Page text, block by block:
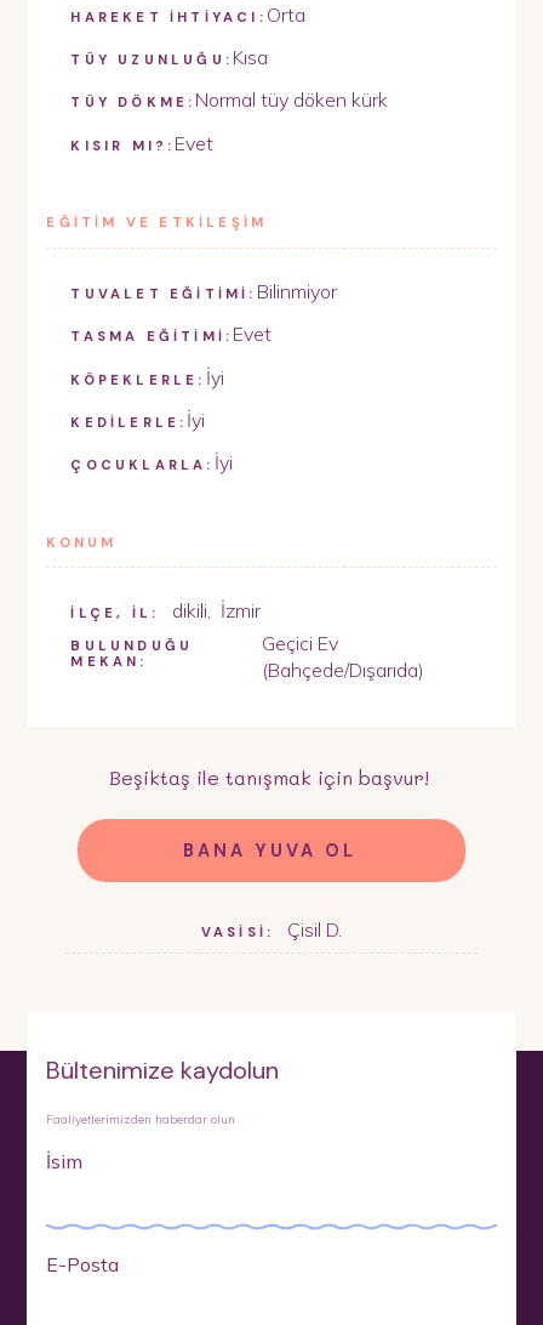
HAREKET İHTİYACI: Orta
TÜY UZUNLUĞU: Kısa
TÜY DÖKME: Normal tüy döken kürk
KISIR MI?: Evet
EĞİTİM VE ETKİLEŞİM
TUVALET EĞİTİMİ: Bilinmiyor
TASMA EĞİTİMİ: Evet
KÖPEKLERLE: İyi
KEDİLERLE: İyi
ÇOCUKLARLA: İyi
KONUM
İLÇE, İL: dikili, İzmir
BULUNDUĞU
MEKAN:
Geçici Ev
(Bahçede/Dışarıda)
Beşiktaş ile tanışmak için başvur!
BANA YUVA OL
VASİSİ: Çisil D.
Bültenimize kaydolun
Faaliyetlerimizden haberdar olun
İsim
E-Posta